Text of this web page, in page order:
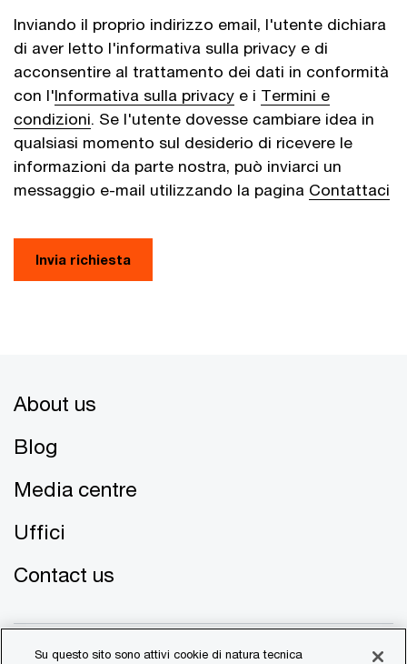
Inviando il proprio indirizzo email, l'utente dichiara
di aver letto l'informativa sulla privacy e di
acconsentire al trattamento dei dati in conformità
con l'Informativa sulla privacy e i Termini e
condizioni. Se l'utente dovesse cambiare idea in
qualsiasi momento sul desiderio di ricevere le
informazioni da parte nostra, può inviarci un
messaggio e-mail utilizzando la pagina Contattaci
Invia richiesta
About us
Blog
Media centre
Uffici
Contact us
Su questo sito sono attivi cookie di natura tecnica